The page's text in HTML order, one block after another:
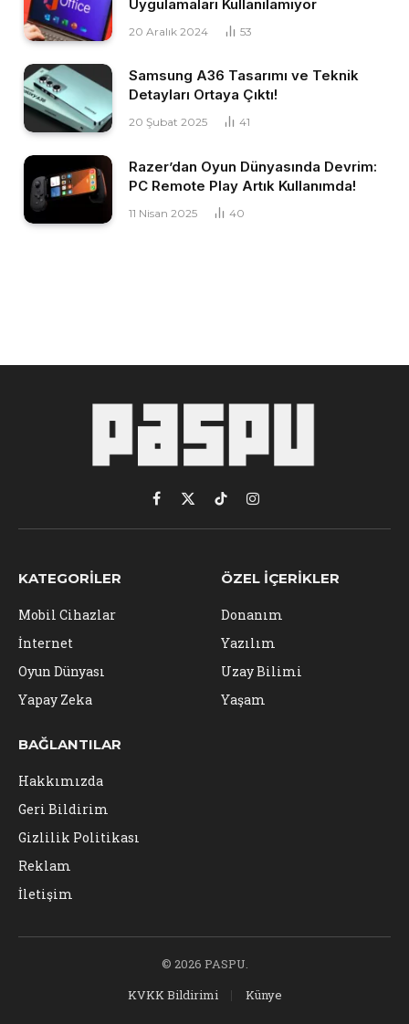
Uygulamaları Kullanılamıyor
20 Aralık 2024 53
Samsung A36 Tasarımı ve Teknik
Detayları Ortaya Çıktı!
20 Şubat 2025 41
Razer’dan Oyun Dünyasında Devrim:
PC Remote Play Artık Kullanımda!
11 Nisan 2025 40
Facebook
X
(Twitter)
TikTokInstagram
KATEGORILER
Mobil Cihazlar
İnternet
Oyun Dünyası
Yapay Zeka
ÖZEL İÇERIKLER
Donanım
Yazılım
Uzay Bilimi
Yaşam
BAĞLANTILAR
Hakkımızda
Geri Bildirim
Gizlilik Politikası
Reklam
İletişim
© 2026 PASPU.
KVKK Bildirimi
Künye